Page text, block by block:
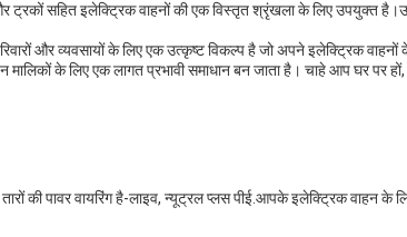
ट्रकों सहित इलेक्ट्रिक वाहनों की एक विस्तृत श्रृंखला के लिए उपयुक्त
और व्यवसायों के लिए एक उत्कृष्ट विकल्प है जो अपने इलेक्ट्रिक
के लिए एक लागत प्रभावी समाधान बन जाता है। चाहे आप घर पर
की पावर वायरिंग है-लाइव, न्यूट्रल प्लस पीई.आपके इलेक्ट्रिक वाहन के